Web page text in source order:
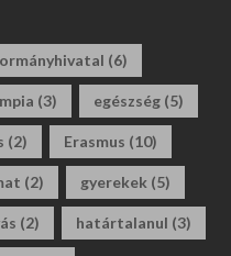
(6)
(3) egészség (5)
(2) Erasmus (10)
(2) gyerekek (5)
(2) határtalanul (3)